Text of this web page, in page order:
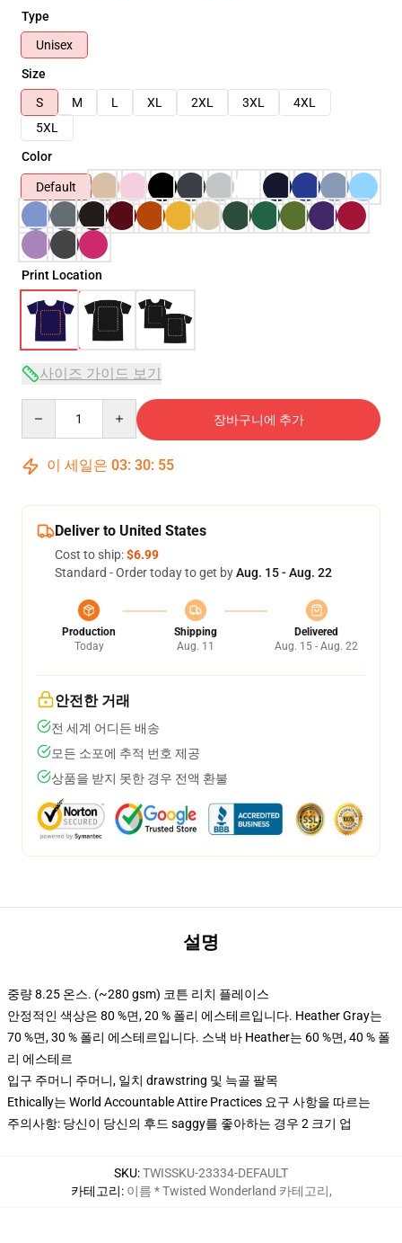
Type
Unisex
Size
S
M L XL 2XL 3XL
4XL
5XL
Color
Default
Print Location
사이즈 가이드 보기
장바구니에 추가
이 세일은 03: 30: 54
Deliver to United States
Cost to ship:$6.99
Standard - Order today to get byAug. 15 - Aug. 22
Production
Today
Shipping
Aug. 11
Delivered
Aug. 15 - Aug. 22
안전한 거래
전 세계 어디든 배송
모든 소포에 추적 번호 제공
상품을 받지 못한 경우 전액 환불
설명
중량 8.25 온스. (~280 gsm) 코튼 리치 플레이스
안정적인 색상은 80 %면, 20 % 폴리 에스테르입니다. Heather Gray는
70 %면, 30 % 폴리 에스테르입니다. 스낵 바 Heather는 60 %면, 40 % 폴
리 에스테르
입구 주머니 주머니, 일치 drawstring 및 늑골 팔목
Ethically는 World Accountable Attire Practices 요구 사항을 따르는
주의사항: 당신이 당신의 후드 saggy를 좋아하는 경우 2 크기 업
SKU:TWISSKU-23334-DEFAULT
카테고리: 이름 * Twisted Wonderland 카테고리,